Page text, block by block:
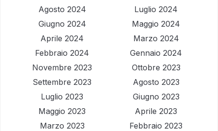
Agosto 2024
Luglio 2024
Giugno 2024
Maggio 2024
Aprile 2024
Marzo 2024
Febbraio 2024
Gennaio 2024
Novembre 2023
Ottobre 2023
Settembre 2023
Agosto 2023
Luglio 2023
Giugno 2023
Maggio 2023
Aprile 2023
Marzo 2023
Febbraio 2023